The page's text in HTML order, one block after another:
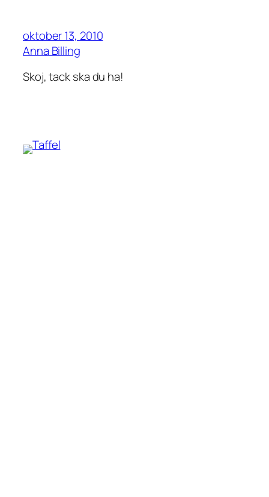
oktober 13, 2010
Anna Billing
Skoj, tack ska du ha!